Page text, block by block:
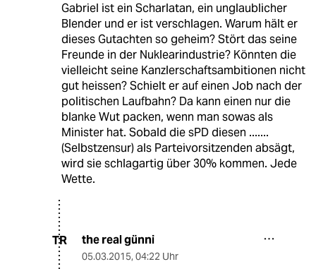
Gabriel ist ein Scharlatan, ein unglaublicher
Blender und er ist verschlagen. Warum hält er
dieses Gutachten so geheim? Stört das seine
Freunde in der Nuklearindustrie? Könnten die
vielleicht seine Kanzlerschaftsambitionen nicht
gut heissen? Schielt er auf einen Job nach der
politischen Laufbahn? Da kann einen nur die
blanke Wut packen, wenn man sowas als
Minister hat. Sobald die sPD diesen .......
(Selbstzensur) als Parteivorsitzenden absägt,
wird sie schlagartig über 30% kommen. Jede
Wette.
TR the real günni
05.03.2015, 04:22 Uhr